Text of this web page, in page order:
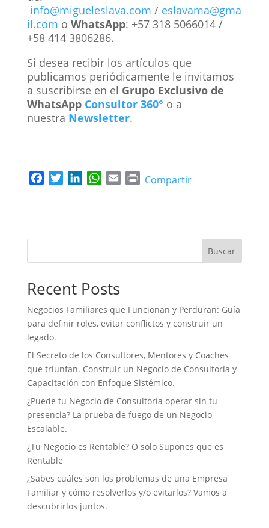
info@migueleslava.com / eslavama@gma
il.com o WhatsApp: +57 318 5066014 /
+58 414 3806286.
Si desea recibir los artículos que
publicamos periódicamente le invitamos
a suscribirse en el Grupo Exclusivo de
WhatsApp Consultor 360° o a
nuestra Newsletter.
b
o
t
r
e
I
W
s
p
l
P
t
Compartir
Buscar
Recent Posts
Negocios Familiares que Funcionan y Perduran: Guía
para definir roles, evitar conflictos y construir un
legado.
El Secreto de los Consultores, Mentores y Coaches
que triunfan. Construir un Negocio de Consultoría y
Capacitación con Enfoque Sistémico.
¿Puede tu Negocio de Consultoría operar sin tu
presencia? La prueba de fuego de un Negocio
Escalable.
¿Tu Negocio es Rentable? O solo Supones que es
Rentable
¿Sabes cuáles son los problemas de una Empresa
Familiar y cómo resolverlos y/o evitarlos? Vamos a
descubrirlos juntos.